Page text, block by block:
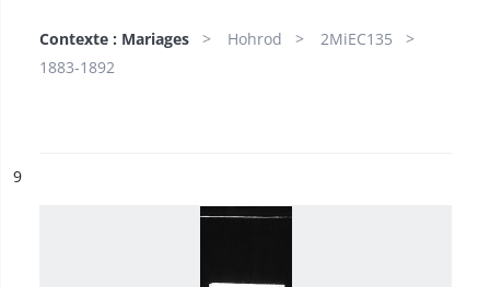
Contexte : Mariages Hohrod
2MiEC135
1883-1892
n°
9